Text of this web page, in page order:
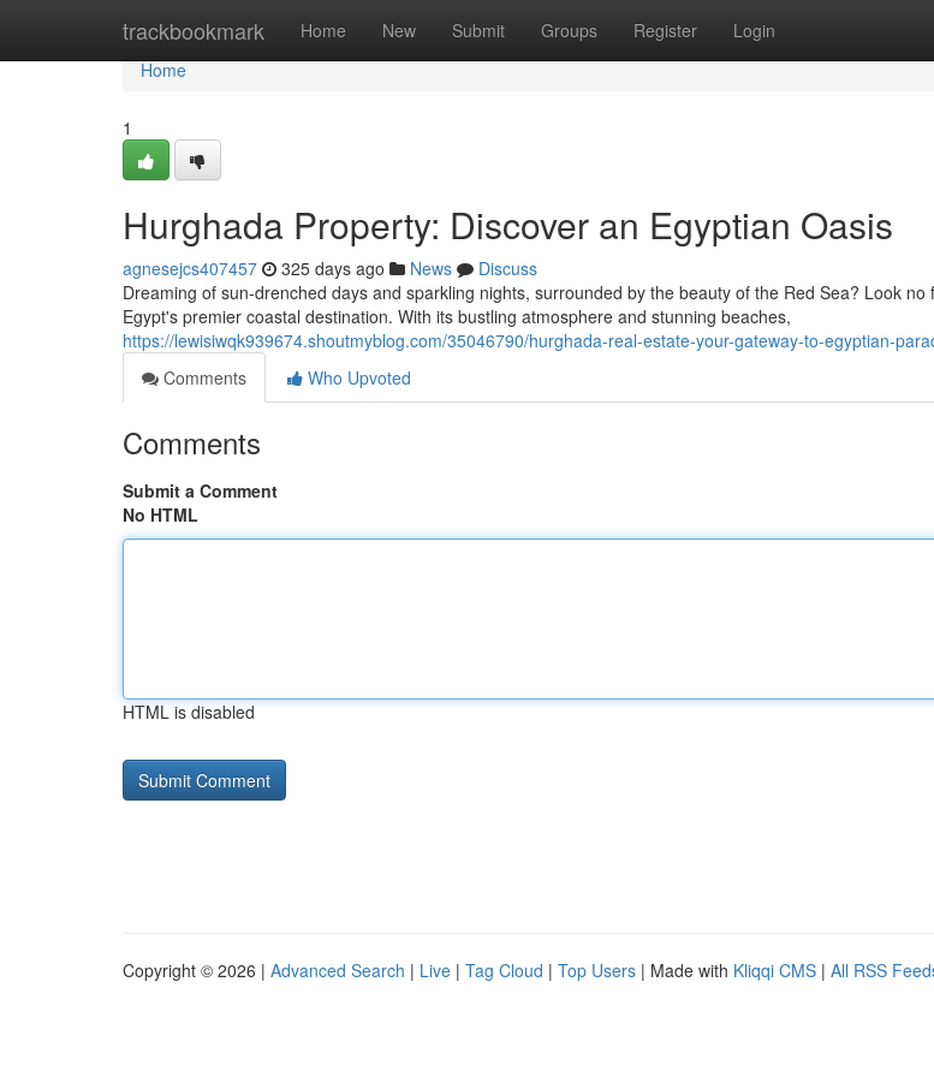
trackbookmark Home New Submit Groups Register Login
Home
Home
1
Hurghada Property: Discover an Egyptian Oasis
agnesejcs407457 325 days ago News
Discuss
Dreaming of sun-drenched days and sparkling nights, surrounded by the beauty of the Red Sea? Look no
Egypt's premier coastal destination. With its bustling atmosphere and stunning beaches,
https://lewisiwqk939674.shoutmyblog.com/35046790/hurghada-real-estate-your-gateway-to-egyptian-
Comments
Who Upvoted
Comments
Submit a Comment
No HTML
HTML is disabled
Copyright © 2026 | Advanced Search | Live | Tag Cloud | Top Users | Made with Kliqqi CMS | All RSS